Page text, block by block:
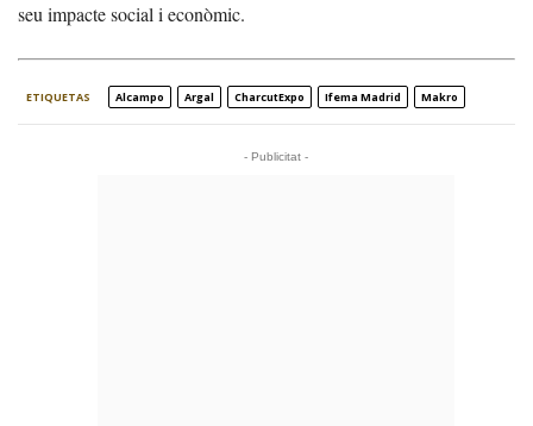
seu impacte social i econòmic.
ETIQUETAS Alcampo Argal CharcutExpo Ifema Madrid Makro
- Publicitat -